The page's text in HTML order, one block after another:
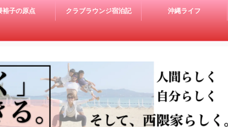
裕子の原点 クラブラウンジ宿泊記 沖縄ライフ